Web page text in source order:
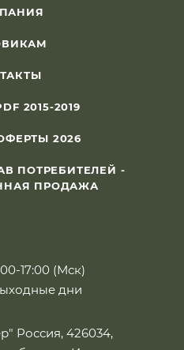
2015-2019
2026
ПОТРЕБИТЕЛЕЙ -
ПРОДАЖА
17:00 (Мск)
дни
Россия, 426034,